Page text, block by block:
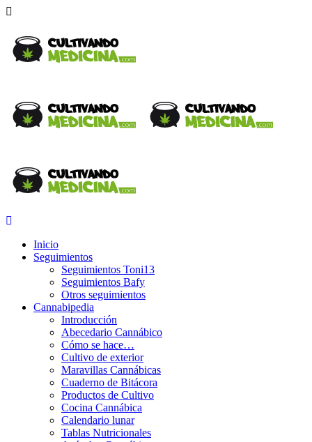
Inicio
Seguimientos
Seguimientos Toni13
Seguimientos Bafy
Otros seguimientos
Cannabipedia
Introducción
Abecedario Cannábico
Cómo se hace…
Cultivo de exterior
Maravillas Cannábicas
Cuaderno de Bitácora
Productos de Cultivo
Cocina Cannábica
Calendario lunar
Tablas Nutricionales